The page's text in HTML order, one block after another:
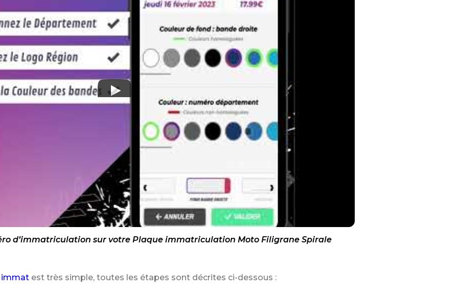
d’immatriculation sur votre Plaque immatriculation Moto Filigrane Spirale
immatest très simple, toutes les étapes sont décrites ci-dessous :